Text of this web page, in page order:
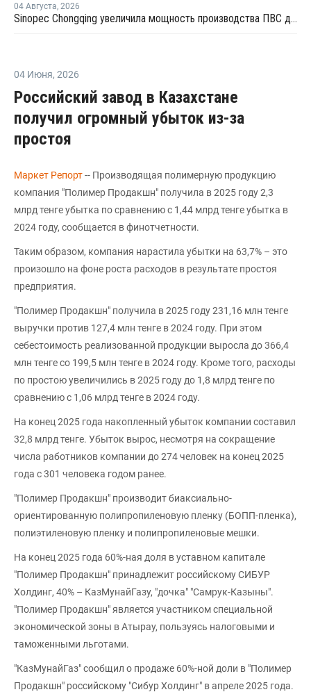
04 Августа, 2026
Sinopec Chongqing увеличила мощность производства ПВС до 210 тысяч тонн
04 Июня, 2026
Российский завод в Казахстане
получил огромный убыток из-за
простоя
Маркет Репорт-- Производящая полимерную продукцию
компания "Полимер Продакшн" получила в 2025 году 2,3
млрд тенге убытка по сравнению с 1,44 млрд тенге убытка в
2024 году, сообщается в финотчетности.
Таким образом, компания нарастила убытки на 63,7% – это
произошло на фоне роста расходов в результате простоя
предприятия.
"Полимер Продакшн" получила в 2025 году 231,16 млн тенге
выручки против 127,4 млн тенге в 2024 году. При этом
себестоимость реализованной продукции выросла до 366,4
млн тенге со 199,5 млн тенге в 2024 году. Кроме того, расходы
по простою увеличились в 2025 году до 1,8 млрд тенге по
сравнению с 1,06 млрд тенге в 2024 году.
На конец 2025 года накопленный убыток компании составил
32,8 млрд тенге. Убыток вырос, несмотря на сокращение
числа работников компании до 274 человек на конец 2025
года с 301 человека годом ранее.
"Полимер Продакшн" производит биаксиально-
ориентированную полипропиленовую пленку (БОПП-пленка),
полиэтиленовую пленку и полипропиленовые мешки.
На конец 2025 года 60%-ная доля в уставном капитале
"Полимер Продакшн" принадлежит российскому СИБУР
Холдинг, 40% – КазМунайГазу, "дочка" "Самрук-Казыны".
"Полимер Продакшн" является участником специальной
экономической зоны в Атырау, пользуясь налоговыми и
таможенными льготами.
"КазМунайГаз" сообщил о продаже 60%-ной доли в "Полимер
Продакшн" российскому "Сибур Холдинг" в апреле 2025 года.